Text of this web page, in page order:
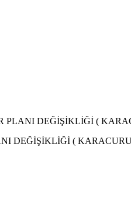
PLANI DEĞİŞİKLİĞİ (
DEĞİŞİKLİĞİ (